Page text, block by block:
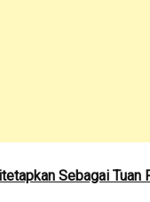
Sebagai Tuan